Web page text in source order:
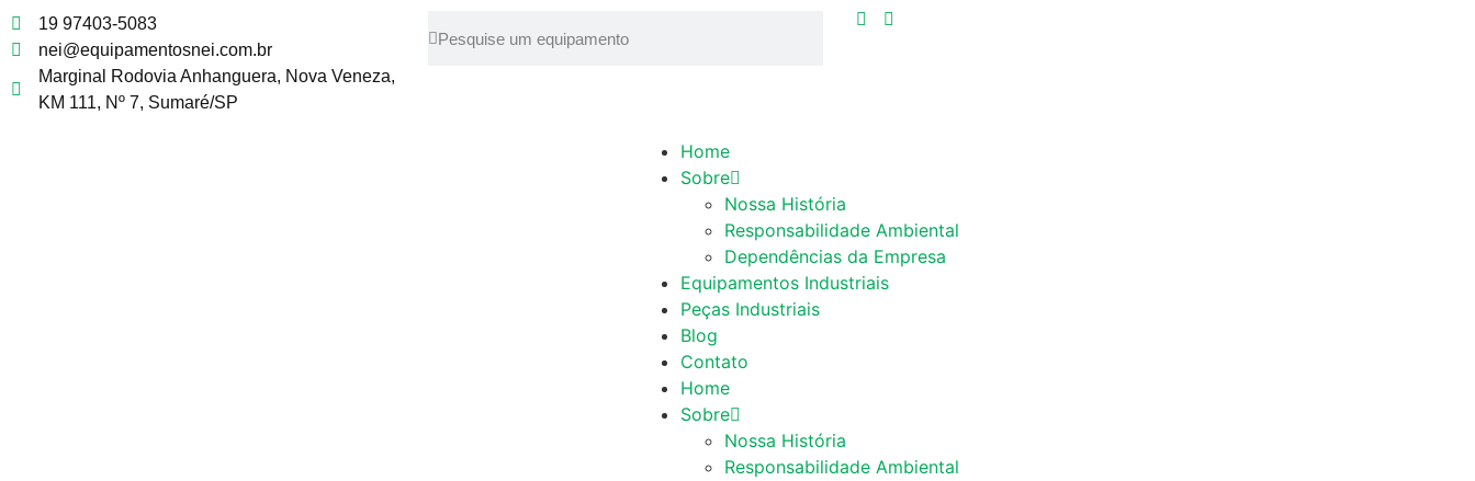
19 97403-5083
nei@equipamentosnei.com.br
Marginal Rodovia Anhanguera, Nova Veneza,
KM 111, Nº 7, Sumaré/SP
Home
Sobre
Nossa História
Responsabilidade Ambiental
Dependências da Empresa
Equipamentos Industriais
Peças Industriais
Blog
Contato
Home
Sobre
Nossa História
Responsabilidade Ambiental